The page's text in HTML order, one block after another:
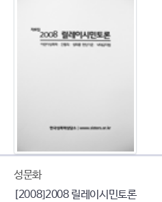
성문화
[2008]2008 릴레이시민토론